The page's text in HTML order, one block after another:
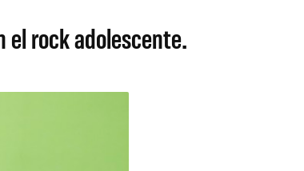
el rock adolescente.